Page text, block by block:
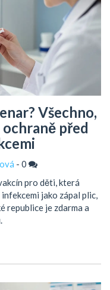
Všechno,
před
- 0
pro děti, která
jako zápal plic,
republice je zdarma a